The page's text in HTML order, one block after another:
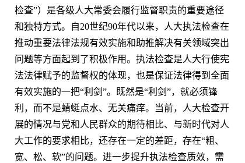
检查”）是各级人大常委会履行监督职责的重要途径
和独特方式。自20世纪90年代以来，人大执法检查在
推动重要法律法规有效实施和助推解决有关领域突出
问题等方面起到了积极作用。执法检查是人大行使宪
法法律赋予的监督权的体现，也是保证法律得到全面
有效实施的一把“利剑”。既然是“利剑”，就必须锋
利，而不是蜻蜓点水、无关痛痒。当前，人大检查开
展的情况与党和人民群众的期待相比、与新时代对人
大工作的要求相比，还存在一定的差距，存在“粗、
宽、松、软”的问题。进一步提升执法检查质效，需